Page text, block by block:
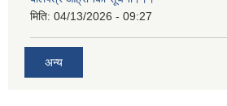
मिति: 04/13/2026 - 09:27
अन्य